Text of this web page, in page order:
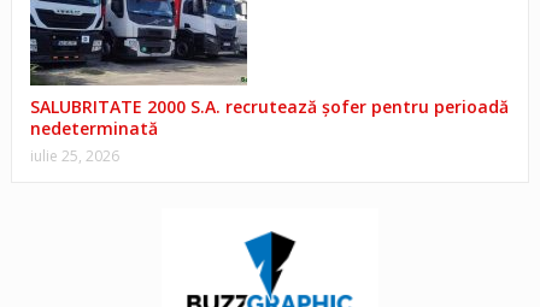
SALUBRITATE 2000 S.A. recrutează șofer pentru perioadă
nedeterminată
iulie 25, 2026